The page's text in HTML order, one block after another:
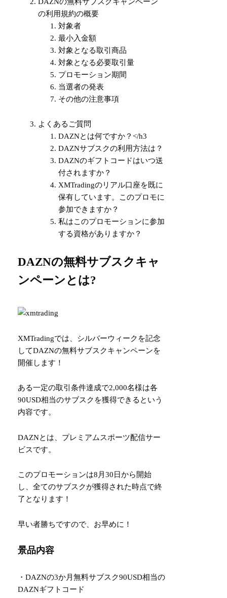
の利用規約の概要
対象者
最小入金額
対象となる取引商品
対象となる必要取引量
プロモーション期間
当選者の発表
その他の注意事項
よくあるご質問
DAZNとは何ですか？</h3
DAZNサブスクの利用方法は？
DAZNのギフトコードはいつ送
付されますか？
XMTradingのリアル口座を既に
保有しています。このプロモに
参加できますか？
私はこのプロモーションに参加
する資格がありますか？
DAZNの無料サブスクキャ
ンペーンとは?
XMTradingでは、シルバーウィークを記念
してDAZNの無料サブスクキャンペーンを
開催します！
ある一定の取引条件達成で2,000名様は各
90USD相当のサブスクを獲得できるという
内容です。
DAZNとは、プレミアムスポーツ配信サー
ビスです。
このプロモーションは8月30日から開始
し、全てのサブスクが獲得された時点で終
了となります！
早い者勝ちですので、お早めに！
景品内容
・DAZNの3か月無料サブスク90USD相当の
DAZNギフトコード